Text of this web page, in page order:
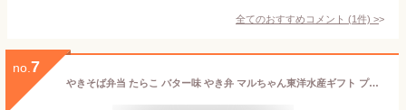
全てのおすすめコメント (1件) >
no. 7
やきそば弁当 たらこ バター味 やき弁 マルちゃん東洋水産ギフト プレゼント 北海道 お土産 ご当地